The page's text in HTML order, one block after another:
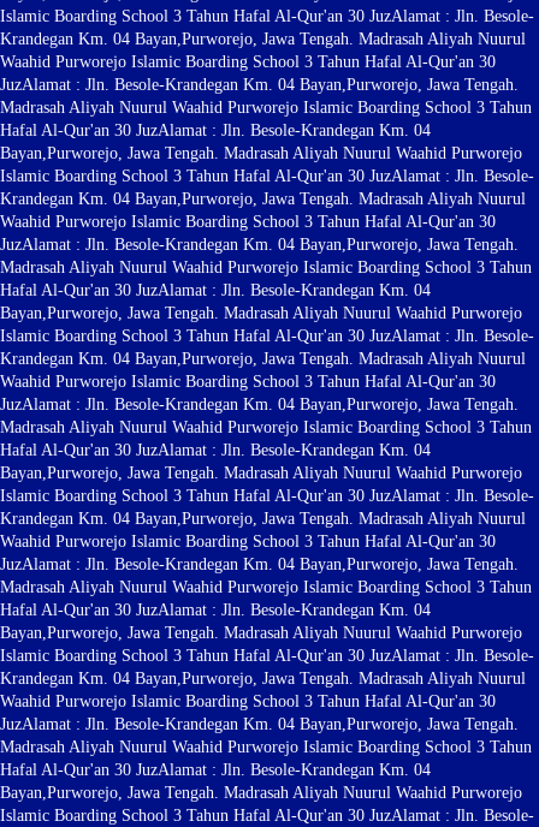
Islamic Boarding School 3 Tahun Hafal Al-Qur'an 30 JuzAlamat : Jln. Besole-
Krandegan Km. 04 Bayan,Purworejo, Jawa Tengah. Madrasah Aliyah Nuurul
Waahid Purworejo Islamic Boarding School 3 Tahun Hafal Al-Qur'an 30
JuzAlamat : Jln. Besole-Krandegan Km. 04 Bayan,Purworejo, Jawa Tengah.
Madrasah Aliyah Nuurul Waahid Purworejo Islamic Boarding School 3 Tahun
Hafal Al-Qur'an 30 JuzAlamat : Jln. Besole-Krandegan Km. 04
Bayan,Purworejo, Jawa Tengah. Madrasah Aliyah Nuurul Waahid Purworejo
Islamic Boarding School 3 Tahun Hafal Al-Qur'an 30 JuzAlamat : Jln. Besole-
Krandegan Km. 04 Bayan,Purworejo, Jawa Tengah. Madrasah Aliyah Nuurul
Waahid Purworejo Islamic Boarding School 3 Tahun Hafal Al-Qur'an 30
JuzAlamat : Jln. Besole-Krandegan Km. 04 Bayan,Purworejo, Jawa Tengah.
Madrasah Aliyah Nuurul Waahid Purworejo Islamic Boarding School 3 Tahun
Hafal Al-Qur'an 30 JuzAlamat : Jln. Besole-Krandegan Km. 04
Bayan,Purworejo, Jawa Tengah. Madrasah Aliyah Nuurul Waahid Purworejo
Islamic Boarding School 3 Tahun Hafal Al-Qur'an 30 JuzAlamat : Jln. Besole-
Krandegan Km. 04 Bayan,Purworejo, Jawa Tengah. Madrasah Aliyah Nuurul
Waahid Purworejo Islamic Boarding School 3 Tahun Hafal Al-Qur'an 30
JuzAlamat : Jln. Besole-Krandegan Km. 04 Bayan,Purworejo, Jawa Tengah.
Madrasah Aliyah Nuurul Waahid Purworejo Islamic Boarding School 3 Tahun
Hafal Al-Qur'an 30 JuzAlamat : Jln. Besole-Krandegan Km. 04
Bayan,Purworejo, Jawa Tengah. Madrasah Aliyah Nuurul Waahid Purworejo
Islamic Boarding School 3 Tahun Hafal Al-Qur'an 30 JuzAlamat : Jln. Besole-
Krandegan Km. 04 Bayan,Purworejo, Jawa Tengah. Madrasah Aliyah Nuurul
Waahid Purworejo Islamic Boarding School 3 Tahun Hafal Al-Qur'an 30
JuzAlamat : Jln. Besole-Krandegan Km. 04 Bayan,Purworejo, Jawa Tengah.
Madrasah Aliyah Nuurul Waahid Purworejo Islamic Boarding School 3 Tahun
Hafal Al-Qur'an 30 JuzAlamat : Jln. Besole-Krandegan Km. 04
Bayan,Purworejo, Jawa Tengah. Madrasah Aliyah Nuurul Waahid Purworejo
Islamic Boarding School 3 Tahun Hafal Al-Qur'an 30 JuzAlamat : Jln. Besole-
Krandegan Km. 04 Bayan,Purworejo, Jawa Tengah. Madrasah Aliyah Nuurul
Waahid Purworejo Islamic Boarding School 3 Tahun Hafal Al-Qur'an 30
JuzAlamat : Jln. Besole-Krandegan Km. 04 Bayan,Purworejo, Jawa Tengah.
Madrasah Aliyah Nuurul Waahid Purworejo Islamic Boarding School 3 Tahun
Hafal Al-Qur'an 30 JuzAlamat : Jln. Besole-Krandegan Km. 04
Bayan,Purworejo, Jawa Tengah. Madrasah Aliyah Nuurul Waahid Purworejo
Islamic Boarding School 3 Tahun Hafal Al-Qur'an 30 JuzAlamat : Jln. Besole-